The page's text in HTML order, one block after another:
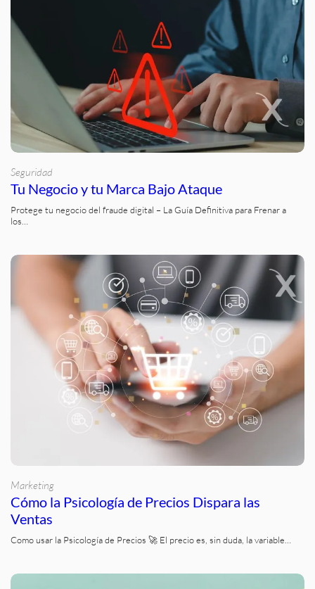
Seguridad
Tu Negocio y tu Marca Bajo Ataque
Protege tu negocio del fraude digital – La Guía Definitiva para Frenar a
los…
Marketing
Cómo la Psicología de Precios Dispara las
Ventas
Como usar la Psicología de Precios 🚀 El precio es, sin duda, la variable…